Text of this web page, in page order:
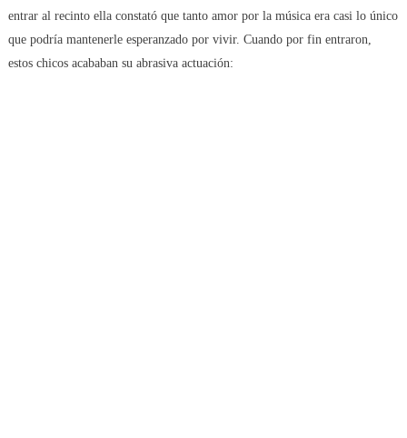
entrar al recinto ella constató que tanto amor por la música era casi lo único
que podría mantenerle esperanzado por vivir. Cuando por fin entraron,
estos chicos acababan su abrasiva actuación: